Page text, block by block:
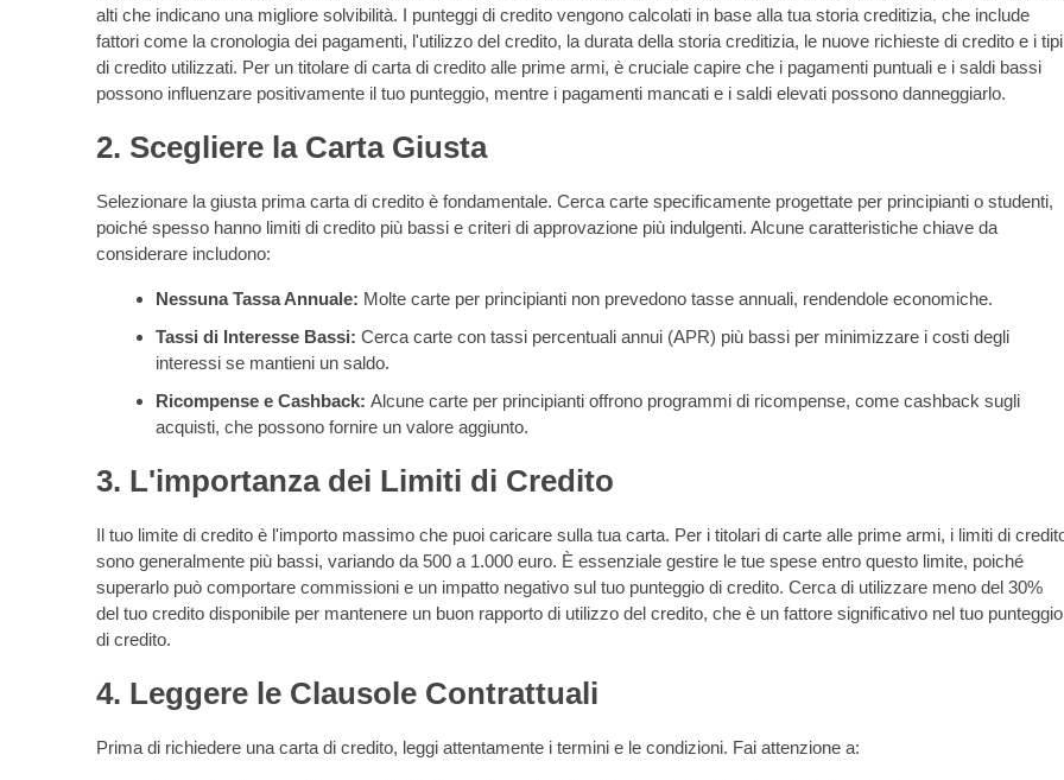
alti che indicano una migliore solvibilità. I punteggi di credito vengono calcolati in base alla tua storia creditizia, che include
fattori come la cronologia dei pagamenti, l'utilizzo del credito, la durata della storia creditizia, le nuove richieste di credito e i tipi
di credito utilizzati. Per un titolare di carta di credito alle prime armi, è cruciale capire che i pagamenti puntuali e i saldi bassi
possono influenzare positivamente il tuo punteggio, mentre i pagamenti mancati e i saldi elevati possono danneggiarlo.
2. Scegliere la Carta Giusta
Selezionare la giusta prima carta di credito è fondamentale. Cerca carte specificamente progettate per principianti o studenti,
poiché spesso hanno limiti di credito più bassi e criteri di approvazione più indulgenti. Alcune caratteristiche chiave da
considerare includono:
Nessuna Tassa Annuale: Molte carte per principianti non prevedono tasse annuali, rendendole economiche.
Tassi di Interesse Bassi: Cerca carte con tassi percentuali annui (APR) più bassi per minimizzare i costi degli
interessi se mantieni un saldo.
Ricompense e Cashback:Alcune carte per principianti offrono programmi di ricompense, come cashback sugli
acquisti, che possono fornire un valore aggiunto.
3. L'importanza dei Limiti di Credito
Il tuo limite di credito è l'importo massimo che puoi caricare sulla tua carta. Per i titolari di carte alle prime armi, i limiti di
sono generalmente più bassi, variando da 500 a 1.000 euro. È essenziale gestire le tue spese entro questo limite, poiché
superarlo può comportare commissioni e un impatto negativo sul tuo punteggio di credito. Cerca di utilizzare meno del 30%
del tuo credito disponibile per mantenere un buon rapporto di utilizzo del credito, che è un fattore significativo nel tuo punteggio
di credito.
4. Leggere le Clausole Contrattuali
Prima di richiedere una carta di credito, leggi attentamente i termini e le condizioni. Fai attenzione a: